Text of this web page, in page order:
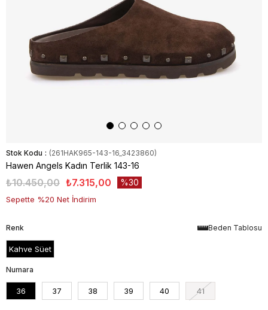
Stok Kodu (261HAK965-143-16_3423860)
Hawen Angels Kadın Terlik 143-16
₺10.450,00 ₺7.315,00 30
Sepette %20 Net İndirim
Beden Tablosu
Renk
Kahve Süet
Numara
36 37 38 39 40 41